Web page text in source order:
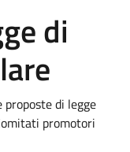
di
di legge
promotori